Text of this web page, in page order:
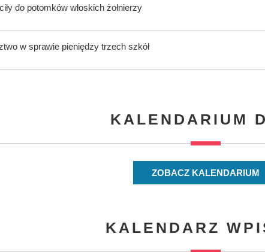
do potomków włoskich żołnierzy
w sprawie pieniędzy trzech szkół
KALENDARIUM
ZOBACZ KALENDARIUM
KALENDARZ